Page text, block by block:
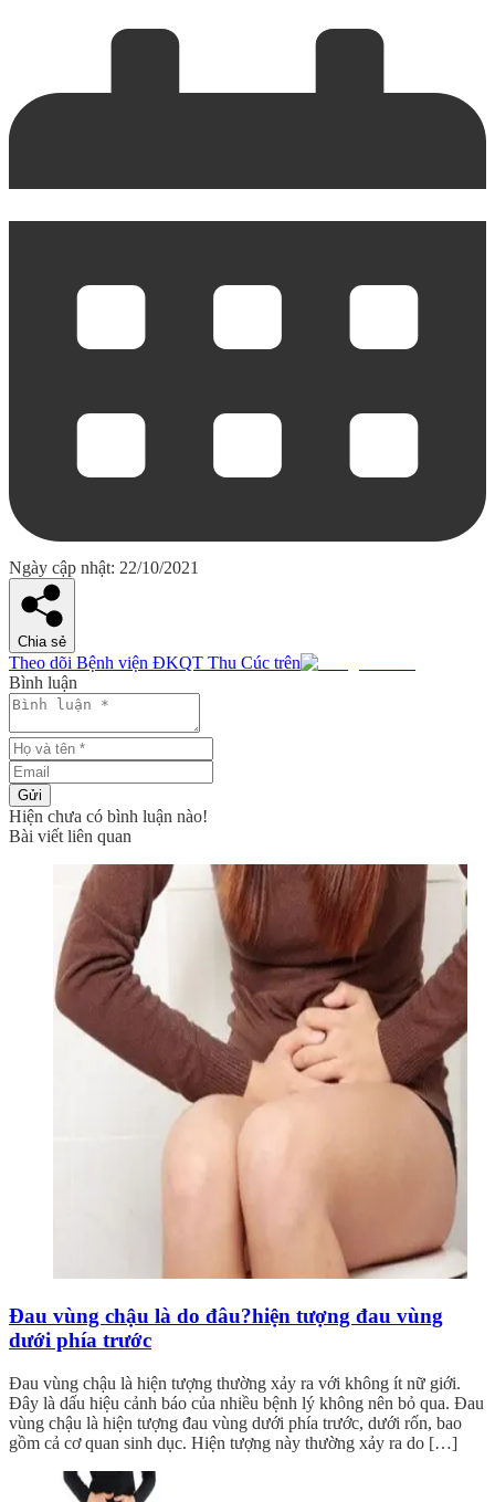
Ngày cập nhật: 22/10/2021
Chia sẻ
Theo dõi Bệnh viện ĐKQT Thu Cúc trên
Bình luận
Gửi
Hiện chưa có bình luận nào!
Bài viết liên quan
Đau vùng chậu là do đâu?hiện tượng đau vùng
dưới phía trước
Đau vùng chậu là hiện tượng thường xảy ra với không ít nữ giới.
Đây là dấu hiệu cảnh báo của nhiều bệnh lý không nên bỏ qua. Đau
vùng chậu là hiện tượng đau vùng dưới phía trước, dưới rốn, bao
gồm cả cơ quan sinh dục. Hiện tượng này thường xảy ra do […]